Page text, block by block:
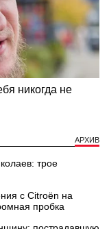
АРХИВ
трое
с Citroën на
пробка